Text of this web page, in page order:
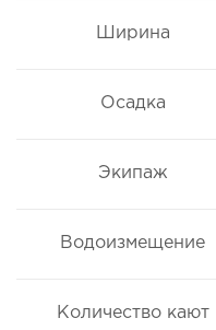
Ширина
Осадка
Экипаж
Водоизмещение
Количество кают